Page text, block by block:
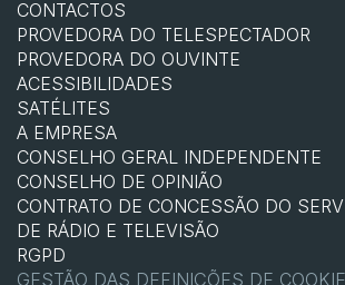
CONTACTOS
PROVEDORA DO TELESPECTADOR
PROVEDORA DO OUVINTE
ACESSIBILIDADES
SATÉLITES
A EMPRESA
CONSELHO GERAL INDEPENDENTE
CONSELHO DE OPINIÃO
CONTRATO DE CONCESSÃO DO
DE RÁDIO E TELEVISÃO
RGPD
GESTÃO DAS DEFINIÇÕES DE